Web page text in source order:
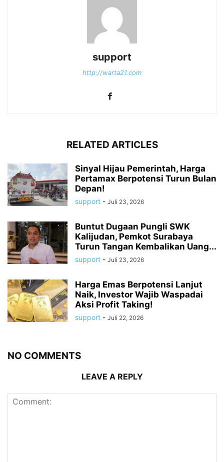
support
http://warta21.com
RELATED ARTICLES
Sinyal Hijau Pemerintah, Harga
Pertamax Berpotensi Turun Bulan
Depan!
support - Juli 23, 2026
Buntut Dugaan Pungli SWK
Kalijudan, Pemkot Surabaya
Turun Tangan Kembalikan Uang...
support - Juli 23, 2026
Harga Emas Berpotensi Lanjut
Naik, Investor Wajib Waspadai
Aksi Profit Taking!
support - Juli 22, 2026
NO COMMENTS
LEAVE A REPLY